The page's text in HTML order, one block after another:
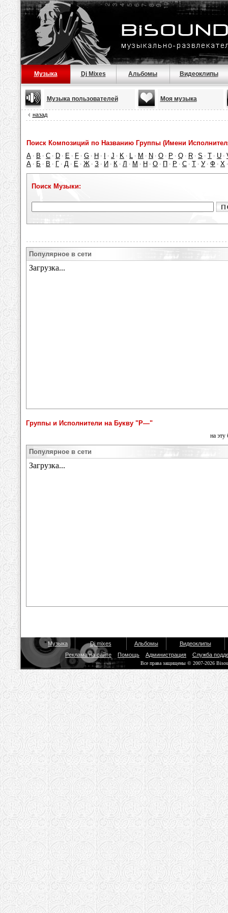
Музыка Dj Mixes Альбомы Видеоклипы
Музыка пользователей Моя музыка
назад
Поиск Композиций по Названию Группы (Имени
A · B · C · D · E · F · G · H · · J · K · L · M · N · O · P · Q · R · S · T · U ·
А · Б · В · Г · Д · Е · Ж · З · И · К · Л · М · Н · О · П · Р · С · Т · У · Ф · Х
Поиск Музыки:
Популярное в сети
Группы и Исполнители на Букву "Р—"
на эту
Популярное в сети
Музыка Dj mixes Альбомы
Видеоклипы
Реклама на сайте
Помощь Администрация Служба
Все права защищены © 2007-2026